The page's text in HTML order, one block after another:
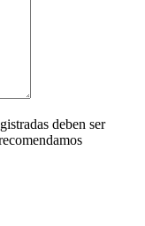
deben ser